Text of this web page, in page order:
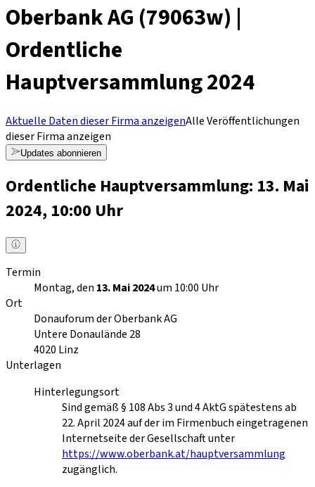
Oberbank AG (79063w) |
Ordentliche
Hauptversammlung 2024
Aktuelle Daten dieser Firma anzeigenAlle Veröffentlichungen
dieser Firma anzeigen
Updates abonnieren
Ordentliche Hauptversammlung: 13. Mai
2024, 10:00 Uhr
Termin
Montag, den 13. Mai 2024um 10:00 Uhr
Ort
Donauforum der Oberbank AG
Untere Donaulände 28
4020 Linz
Unterlagen
Hinterlegungsort
Sind gemäß § 108 Abs 3 und 4 AktG spätestens ab
22. April 2024 auf der im Firmenbuch eingetragenen
Internetseite der Gesellschaft unter
https://www.oberbank.at/hauptversammlung
zugänglich.